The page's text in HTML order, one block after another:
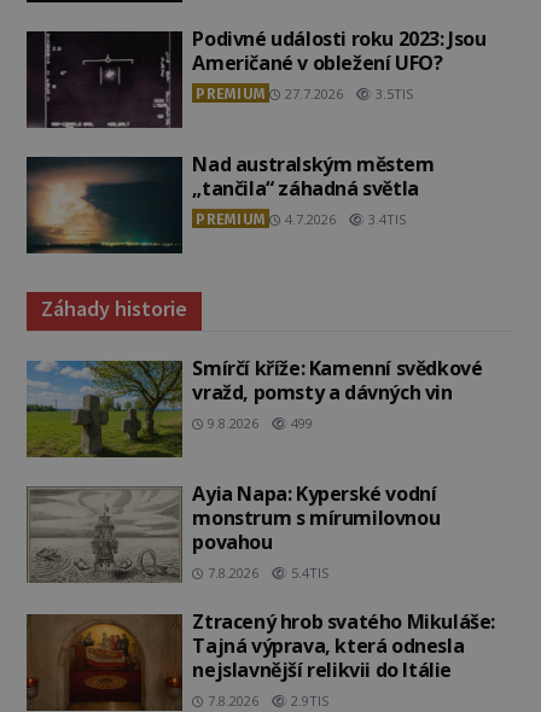
Podivné události roku 2023: Jsou
Američané v obležení UFO?
PREMIUM 27.7.2026 3.5TIS
Nad australským městem
„tančila“ záhadná světla
PREMIUM 4.7.2026 3.4TIS
Záhady historie
Smírčí kříže: Kamenní svědkové
vražd, pomsty a dávných vin
9.8.2026 499
Ayia Napa: Kyperské vodní
monstrum s mírumilovnou
povahou
7.8.2026 5.4TIS
Ztracený hrob svatého Mikuláše:
Tajná výprava, která odnesla
nejslavnější relikvii do Itálie
7.8.2026 2.9TIS